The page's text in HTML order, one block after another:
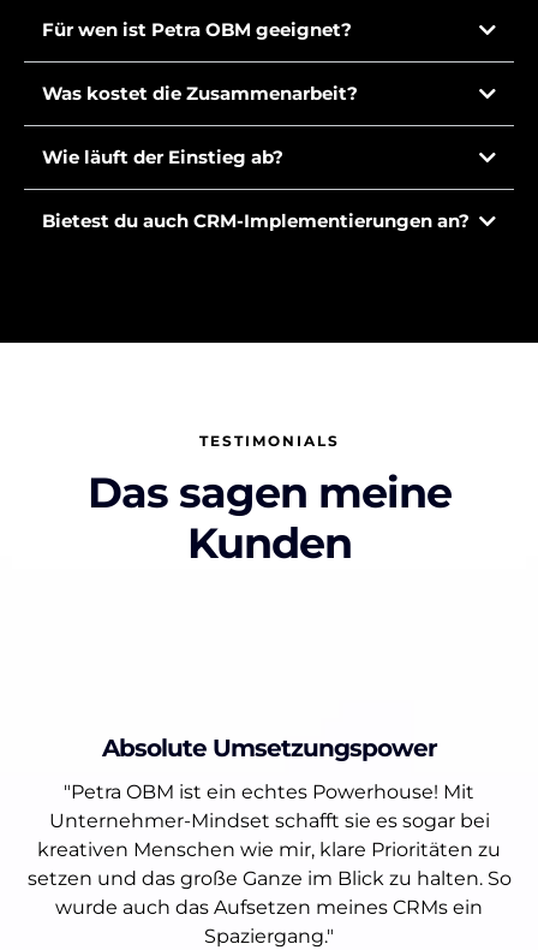
Für wen ist Petra OBM geeignet?
Was kostet die Zusammenarbeit?
Wie läuft der Einstieg ab?
Bietest du auch CRM-Implementierungen an?
TESTIMONIALS
Das sagen meine
Kunden
Absolute Umsetzungspower
"Petra OBM ist ein echtes Powerhouse! Mit
Unternehmer-Mindset schafft sie es sogar bei
kreativen Menschen wie mir, klare Prioritäten zu
setzen und das große Ganze im Blick zu halten. So
wurde auch das Aufsetzen meines CRMs ein
Spaziergang."